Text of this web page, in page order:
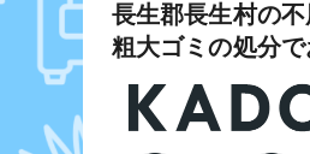
長生郡長生村の不
粗大ゴミの処分